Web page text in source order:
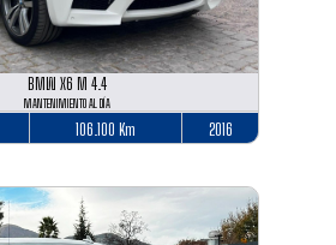
BMW X6 M 4.4
MANTENIMIENTO AL DÍA
106.100 Km 2016